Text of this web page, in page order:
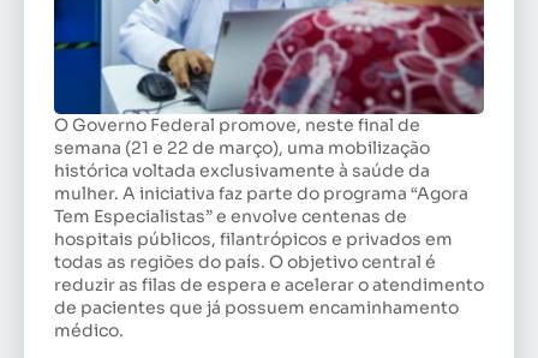
O Governo Federal promove, neste final de
semana (21 e 22 de março), uma mobilização
histórica voltada exclusivamente à saúde da
mulher. A iniciativa faz parte do programa “Agora
Tem Especialistas” e envolve centenas de
hospitais públicos, filantrópicos e privados em
todas as regiões do país. O objetivo central é
reduzir as filas de espera e acelerar o atendimento
de pacientes que já possuem encaminhamento
médico.